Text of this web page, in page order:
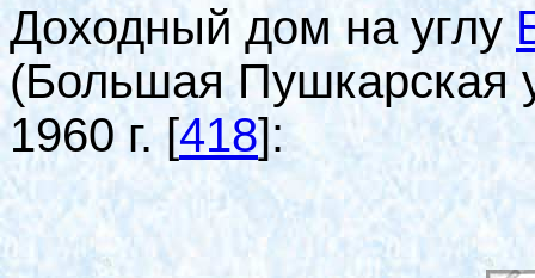
Доходный дом на углу
(Большая Пушкарская
1960 г. [418]: